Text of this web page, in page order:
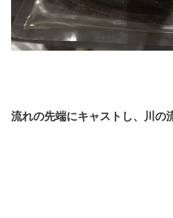
流れの先端にキャストし、川の